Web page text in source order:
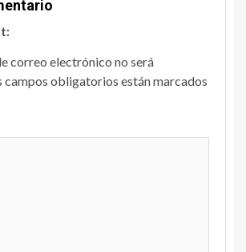
correo electrónico no será
campos obligatorios están marcados